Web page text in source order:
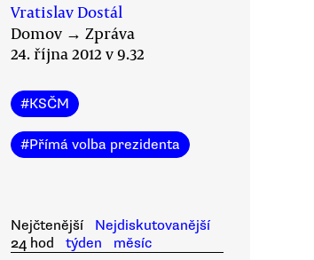
Vratislav Dostál
Domov → Zpráva
24. října 2012 v 9.32
#KSČM
#Přímá volba prezidenta
Nejčtenější
Nejdiskutovanější
24 hod
týden
měsíc